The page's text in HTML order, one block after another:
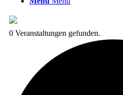
0 Veranstaltungen gefunden.